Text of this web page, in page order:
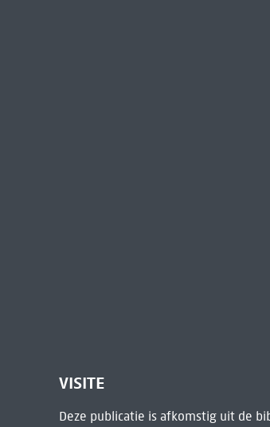
VISITE
Deze publicatie is afkomstig uit de